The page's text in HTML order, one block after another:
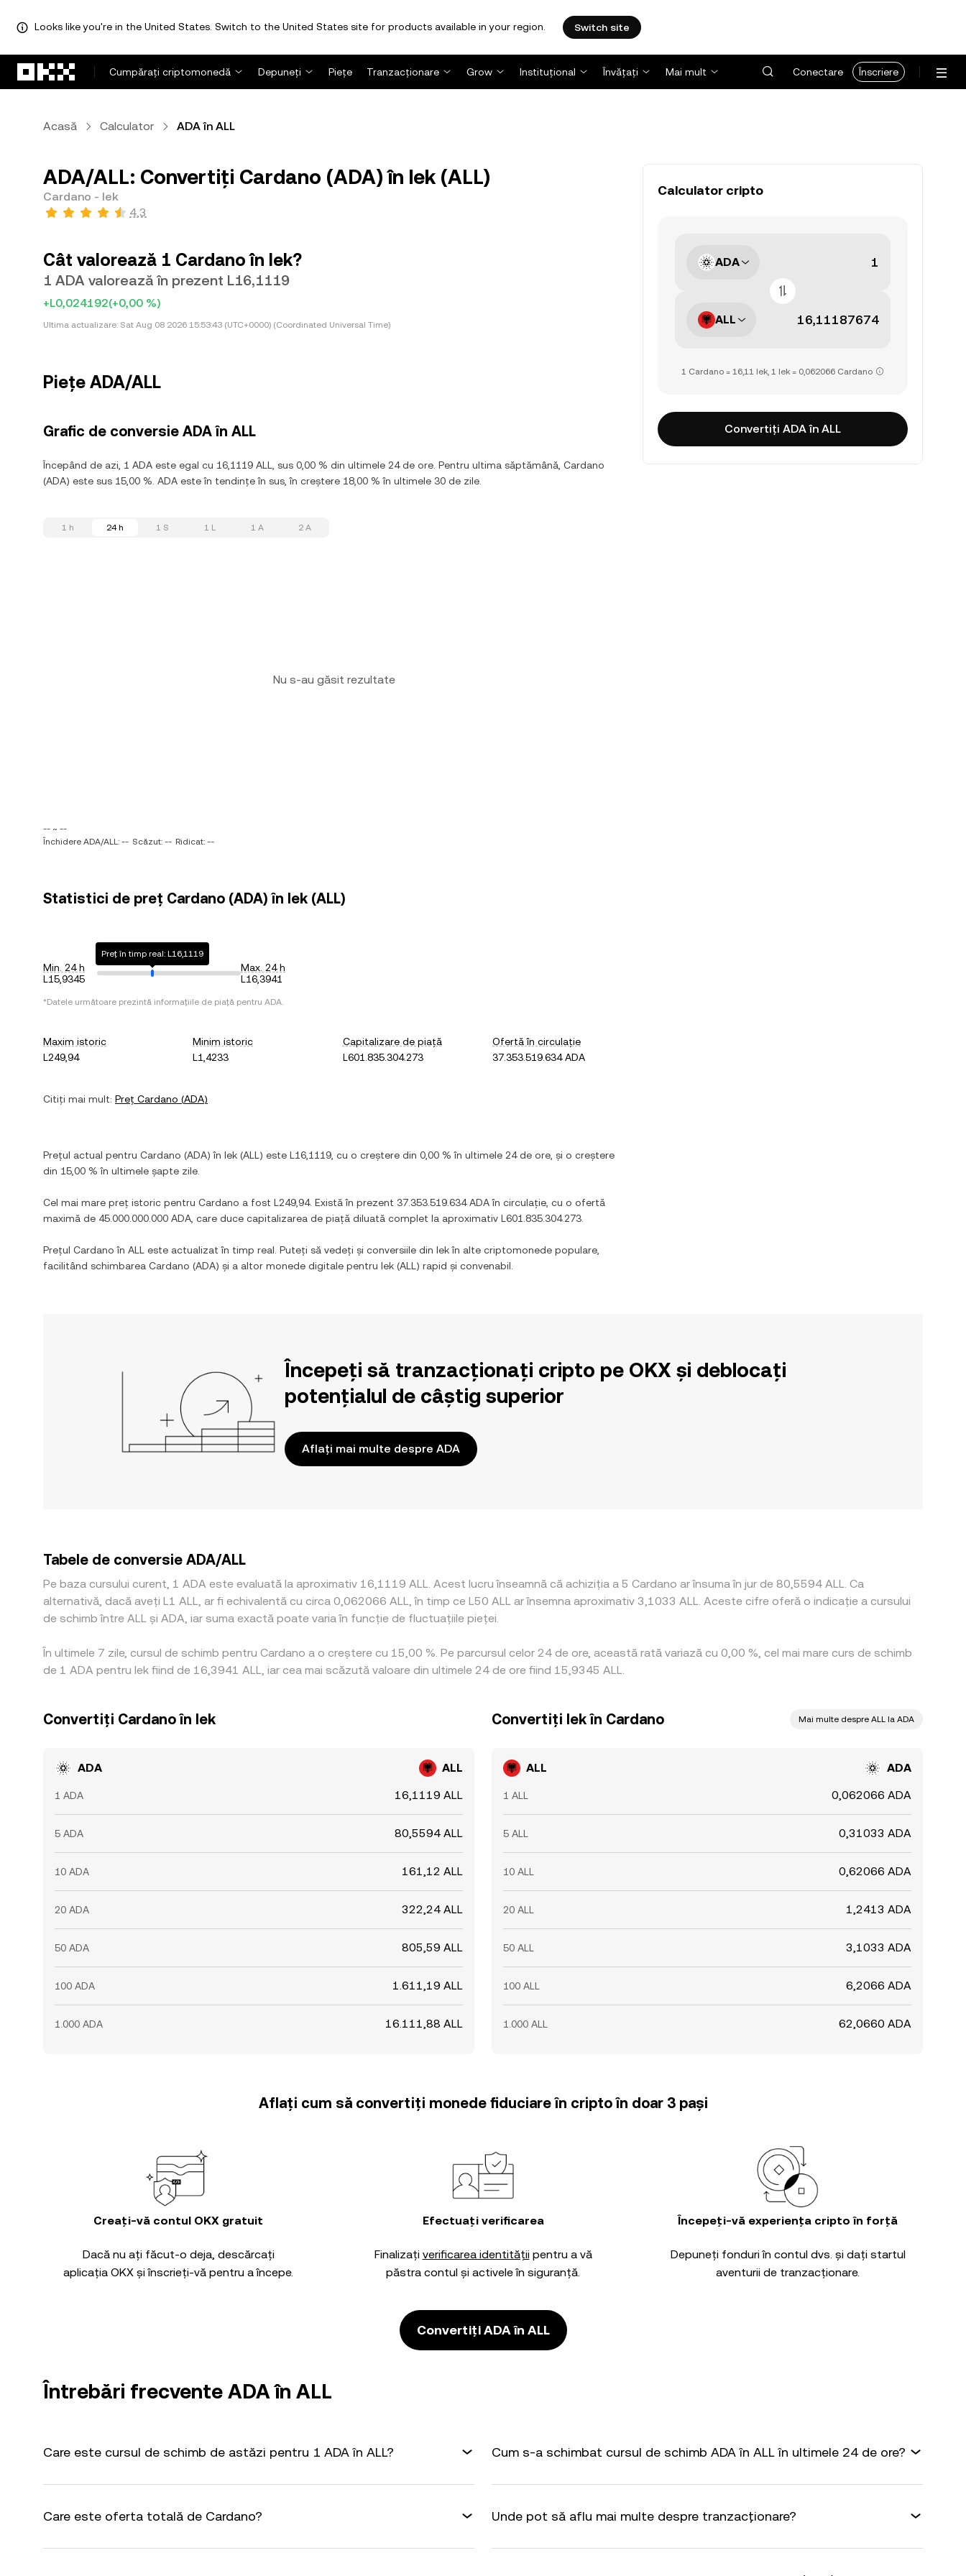
Looks like you're in the United States. Switch to the United States site for products available in your region. Switch site
Cumpărați criptomonedă
Depuneți Piețe Tranzacționare Grow Instituțional Învățați Mai mult Conectare Înscriere
Acasă Calculator ADA în ALL
ADA/ALL: Convertiți Cardano (ADA) în lek (ALL)
Cardano - lek
4,3
Cât valorează 1 Cardano în lek?
1 ADA valorează în prezent L16,1119
+L0,024192(+0,00 %)
Ultima actualizare: Sat Aug 08 2026 15:53:43 (UTC+0000) (Coordinated Universal Time)
Piețe ADA/ALL
Grafic de conversie ADA în ALL
Începând de azi, 1 ADA este egal cu 16,1119 ALL, sus 0,00 % din ultimele 24 de ore. Pentru ultima săptămână, Cardano
(ADA) este sus 15,00 %. ADA este în tendințe în sus, în creștere 18,00 % în ultimele 30 de zile.
1 h 24 h 1 S 1 L 1 A 2 A
Nu s-au găsit rezultate
-- ~ --
Închidere ADA/ALL: -- Scăzut: -- Ridicat: --
Statistici de preț Cardano (ADA) în lek (ALL)
Min. 24 h
L15,9345
Preț în timp real: L16,1119
Max. 24 h
L16,3941
*Datele următoare prezintă informațiile de piață pentru ADA.
Maxim istoric
L249,94
Minim istoric
L1,4233
Capitalizare de piață
L601.835.304.273
Ofertă în circulație
37.353.519.634 ADA
Citiți mai mult: Preț Cardano (ADA)
Prețul actual pentru Cardano (ADA) în lek (ALL ) este L16,1119 , cu o creștere din 0,00 % în ultimele 24 de ore, și o creștere
din 15,00 % în ultimele șapte zile.
Cel mai mare preț istoric pentru Cardano a fost L249,94. Există în prezent 37.353.519.634 ADAîn circulație, cu o ofertă
maximă de 45.000.000.000 ADA , care duce capitalizarea de piață diluată complet la aproximativ L601.835.304.273
Prețul Cardano în ALL este actualizat în timp real. Puteți să vedeți și conversiile din lekîn alte criptomonede populare,
facilitând schimbarea Cardano (ADA) și a altor monede digitale pentru lek (ALL ) rapid și convenabil.
Calculator cripto
ADA
ALL
1 Cardano = 16,11 lek, 1 lek = 0,062066 Cardano
Convertiți ADA în ALL
Începeți să tranzacționați cripto pe OKX și deblocați
potențialul de câștig superior
Aflați mai multe despre ADA
Tabele de conversie ADA/ALL
Pe baza cursului curent, 1 ADA este evaluată la aproximativ 16,1119 ALL. Acest lucru înseamnă că achiziția a 5 Cardano ar însuma în jur de 80,5594 ALL. Ca
alternativă, dacă aveți L1 ALL, ar fi echivalentă cu circa 0,062066 ALL, în timp ce L50 ALL ar însemna aproximativ 3,1033 ALL. Aceste cifre oferă o indicație a cursului
de schimb între ALL și ADA, iar suma exactă poate varia în funcție de fluctuațiile pieței.
În ultimele 7 zile, cursul de schimb pentru Cardano a o creștere cu 15,00 %. Pe parcursul celor 24 de ore, această rată variază cu 0,00 %, cel mai mare curs de schimb
de 1 ADA pentru lek fiind de 16,3941 ALL, iar cea mai scăzută valoare din ultimele 24 de ore fiind 15,9345 ALL.
Convertiți Cardano în lek
ADA ALL
1 ADA 16,1119 ALL
5 ADA 80,5594 ALL
10 ADA 161,12 ALL
20 ADA 322,24 ALL
50 ADA 805,59 ALL
100 ADA 1.611,19 ALL
1.000 ADA 16.111,88 ALL
Convertiți lek în Cardano Mai multe despre ALL la ADA
ALL ADA
1 ALL 0,062066 ADA
5 ALL 0,31033 ADA
10 ALL 0,62066 ADA
20 ALL 1,2413 ADA
50 ALL 3,1033 ADA
100 ALL 6,2066 ADA
1.000 ALL 62,0660 ADA
Aflați cum să convertiți monede fiduciare în cripto în doar 3 pași
Creați-vă contul OKX gratuit
Dacă nu ați făcut-o deja, descărcați
aplicația OKX și înscrieți-vă pentru a începe.
Efectuați verificarea
Finalizați verificarea identității pentru a vă
păstra contul și activele în siguranță.
Începeți-vă experiența cripto în forță
Depuneți fonduri în contul dvs. și dați startul
aventurii de tranzacționare.
Convertiți ADA în ALL
Întrebări frecvente ADA în ALL
Care este cursul de schimb de astăzi pentru 1 ADA în ALL? Cum s-a schimbat cursul de schimb ADA în ALL în ultimele 24 de ore?
Care este oferta totală de Cardano? Unde pot să aflu mai multe despre tranzacționare?